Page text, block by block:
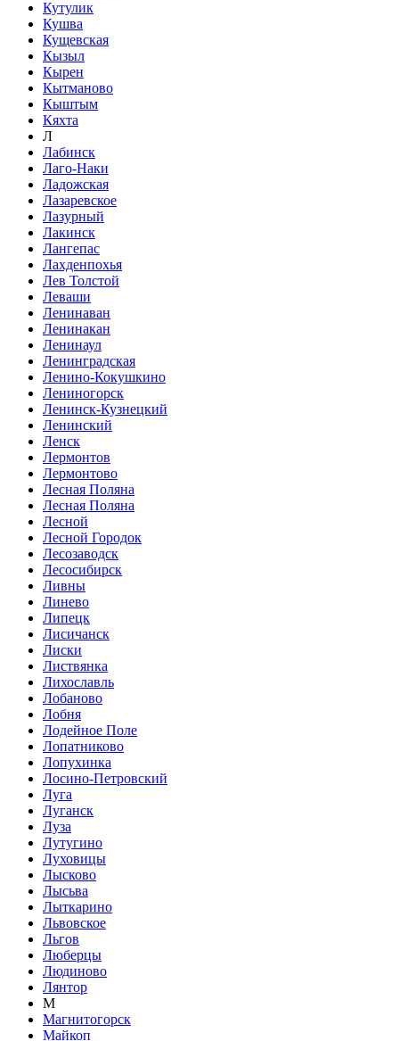
Кутулик
Кушва
Кущевская
Кызыл
Кырен
Кытманово
Кыштым
Кяхта
Л
Лабинск
Лаго-Наки
Ладожская
Лазаревское
Лазурный
Лакинск
Лангепас
Лахденпохья
Лев Толстой
Леваши
Ленинаван
Ленинакан
Ленинаул
Ленинградская
Ленино-Кокушкино
Лениногорск
Ленинск-Кузнецкий
Ленинский
Ленск
Лермонтов
Лермонтово
Лесная Поляна
Лесная Поляна
Лесной
Лесной Городок
Лесозаводск
Лесосибирск
Ливны
Линево
Липецк
Лисичанск
Лиски
Листвянка
Лихославль
Лобаново
Лобня
Лодейное Поле
Лопатниково
Лопухинка
Лосино-Петровский
Луга
Луганск
Луза
Лутугино
Луховицы
Лысково
Лысьва
Лыткарино
Львовское
Льгов
Люберцы
Людиново
Лянтор
М
Магнитогорск
Майкоп